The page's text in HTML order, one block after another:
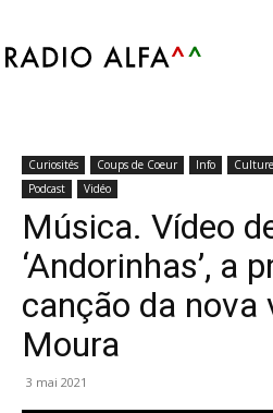
Curiosités Coups de Coeur Info Culture
Podcast
Vidéo
Música. Vídeo
‘Andorinhas’, a
canção da nova
Moura
3 mai 2021